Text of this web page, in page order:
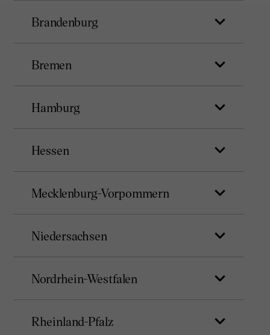
Brandenburg
Bremen
Hamburg
Hessen
Mecklenburg-Vorpommern
Niedersachsen
Nordrhein-Westfalen
Rheinland-Pfalz